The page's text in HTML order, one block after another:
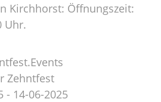
Kirchhorst: Öffnungszeit:
Uhr.
Zehntfest
- 14-06-2025